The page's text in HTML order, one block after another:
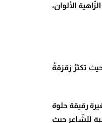
الألوان،
تكثرُ زقزقةُ
رقيقة حلوة
للشّاعر حيث